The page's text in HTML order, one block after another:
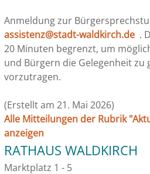
Anmeldung zur
assistenz@stadt-waldkirch.de .
20 Minuten begrenzt, um
und Bürgern die Gelegenheit zu
vorzutragen.
(Erstellt am 21. Mai 2026)
Alle Mitteilungen der Rubrik
anzeigen
RATHAUS WALDKIRCH
Marktplatz 1 - 5